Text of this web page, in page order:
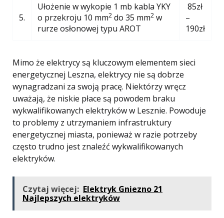
5.
Ułożenie w wykopie 1 mb kabla YKY
o przekroju 10 mm2 do 35 mm2 w
rurze osłonowej typu AROT
85zł
–
190zł
Mimo że elektrycy są kluczowym elementem sieci
energetycznej Leszna, elektrycy nie są dobrze
wynagradzani za swoją pracę. Niektórzy wręcz
uważają, że niskie płace są powodem braku
wykwalifikowanych elektryków w Lesznie. Powoduje
to problemy z utrzymaniem infrastruktury
energetycznej miasta, ponieważ w razie potrzeby
często trudno jest znaleźć wykwalifikowanych
elektryków.
Czytaj więcej: Elektryk Gniezno 21
Najlepszych elektryków